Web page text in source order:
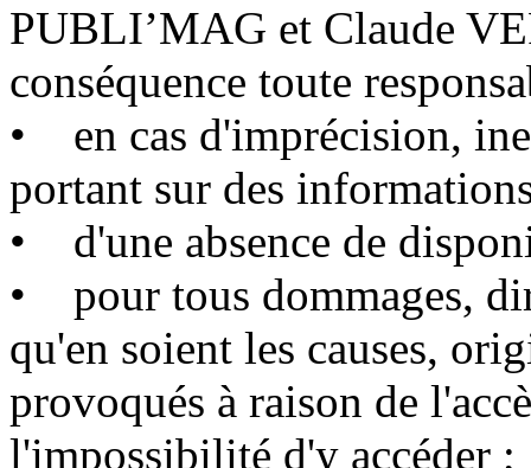
PUBLI’MAG et Claude
conséquence toute
• en cas d'imprécision,
portant sur des
• d'une absence de
• pour tous dommages,
qu'en soient les causes,
provoqués à raison de
l'impossibilité d'y accéder ;